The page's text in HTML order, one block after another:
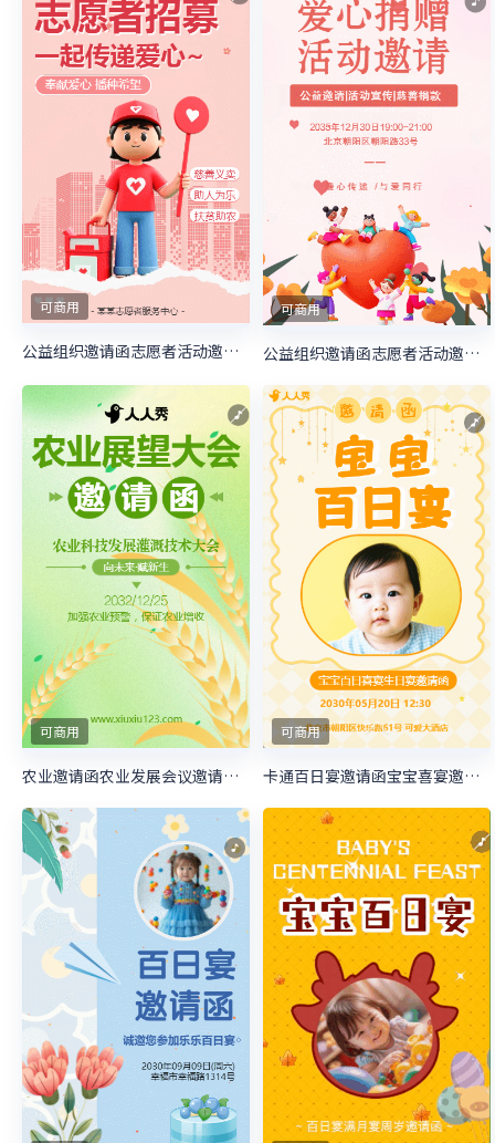
可商用
公益组织邀请函志愿者活动邀请函慈善活动邀请函
可商用
公益组织邀请函志愿者活动邀请函慈善活动邀请函
可商用
农业邀请函农业发展会议邀请函农业展望大会邀请函
可商用
卡通百日宴邀请函宝宝喜宴邀请函生日邀请函